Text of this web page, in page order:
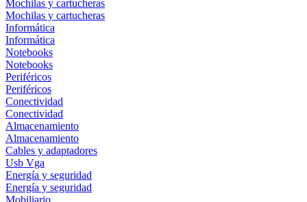
Mochilas y cartucheras
Mochilas y cartucheras
Informática
Informática
Notebooks
Notebooks
Periféricos
Periféricos
Conectividad
Conectividad
Almacenamiento
Almacenamiento
Cables y adaptadores
Usb Vga
Energía y seguridad
Energía y seguridad
Mobiliario